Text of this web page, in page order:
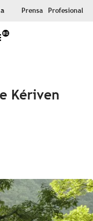
Prensa Profesional
Kériven